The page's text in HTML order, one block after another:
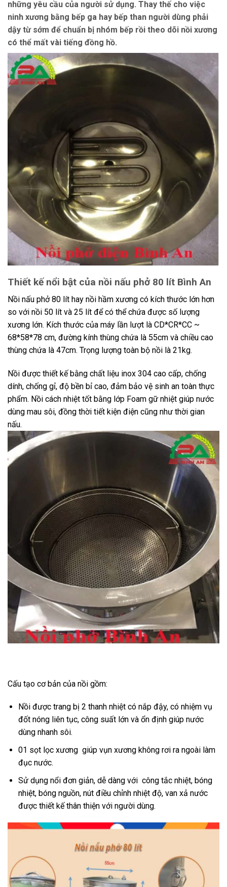
những yêu cầu của người sử dụng. Thay thế cho việc
ninh xương bằng bếp ga hay bếp than người dùng phải
dậy từ sớm để chuẩn bị nhóm bếp rồi theo dõi nồi xương
có thể mất vài tiếng đồng hồ.
Thiết kế nổi bật của nồi nấu phở 80 lít Bình An
Nồi nấu phở 80 lít hay nồi hầm xương có kích thước lớn hơn
so với nồi 50 lít và 25 lít để có thể chứa được số lượng
xương lớn. Kích thước của máy lần lượt là CD*CR*CC ~
68*58*78 cm, đường kính thùng chứa là 55cm và chiều cao
thùng chứa là 47cm. Trọng lượng toàn bộ nồi là 21kg.
Nồi được thiết kế bằng chất liệu inox 304 cao cấp, chống
dính, chống gỉ, độ bền bỉ cao, đảm bảo vệ sinh an toàn thực
phẩm. Nồi cách nhiệt tốt bằng lớp Foam gữ nhiệt giúp nước
dùng mau sôi, đồng thời tiết kiện điện cũng như thời gian
nấu.
Cấu tạo cơ bản của nồi gồm:
Nồi được trang bị 2 thanh nhiệt có nắp đậy, có nhiệm vụ
đốt nóng liên tục, công suất lớn và ổn định giúp nước
dùng nhanh sôi.
01 sọt lọc xương giúp vụn xương không rơi ra ngoài làm
đục nước.
Sử dụng nổi đơn giản, dễ dàng với công tắc nhiệt, bóng
nhiệt, bóng nguồn, nút điều chỉnh nhiệt độ, van xả nước
được thiết kế thân thiện với người dùng.